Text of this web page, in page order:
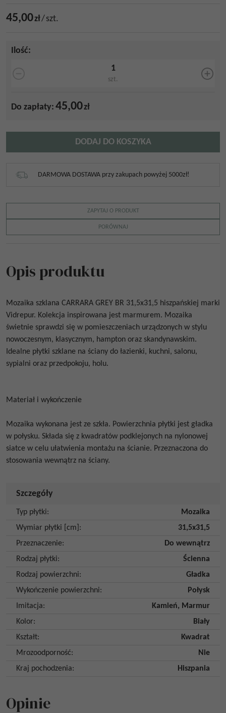
45,00zł/szt.
Ilość:
szt.
Do zapłaty: 45,00zł
DODAJ DO KOSZYKA
DARMOWA DOSTAWA przy zakupach powyżej 5000zł!
ZAPYTAJ O PRODUKT
PORÓWNAJ
Opis produktu
Mozaika szklana CARRARA GREY BR 31,5x31,5 hiszpańskiej marki
Vidrepur. Kolekcja inspirowana jest marmurem. Mozaika
świetnie sprawdzi się w pomieszczeniach urządzonych w stylu
nowoczesnym, klasycznym, hampton oraz skandynawskim.
Idealne płytki szklane na ściany do łazienki, kuchni, salonu,
sypialni oraz przedpokoju, holu.
Materiał i wykończenie
Mozaika wykonana jest ze szkła. Powierzchnia płytki jest gładka
w połysku. Składa się z kwadratów podklejonych na nylonowej
siatce w celu ułatwienia montażu na ścianie. Przeznaczona do
stosowania wewnątrz na ściany.
Szczegóły
Typ płytki:
Mozaika
Wymiar płytki [cm] :
31,5x31,5
Przeznaczenie:
Do wewnątrz
Rodzaj płytki:
Ścienna
Rodzaj powierzchni:
Gładka
Wykończenie powierzchni:
Połysk
Imitacja: Kamień, Marmur
Kolor:
Biały
Kształt:
Kwadrat
Mrozoodporność:
Nie
Kraj pochodzenia: Hiszpania
Opinie